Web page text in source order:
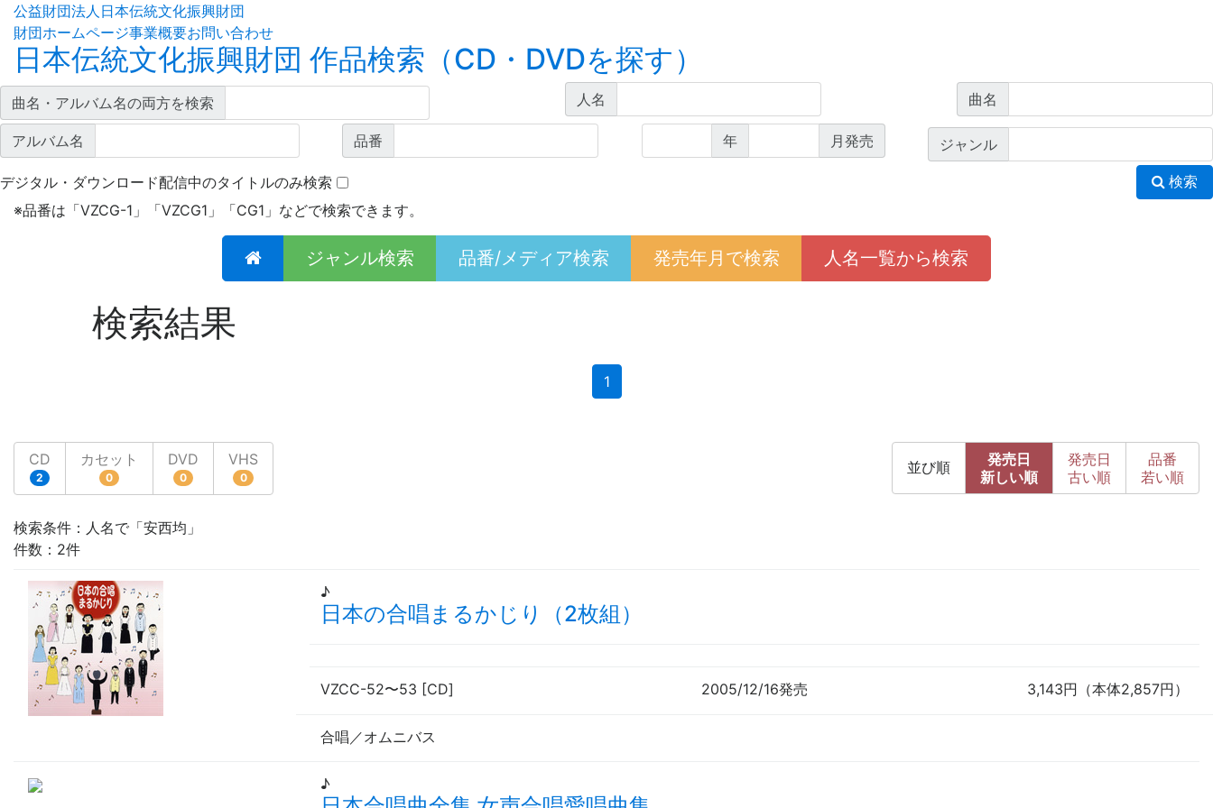
公益財団法人日本伝統文化振興財団
財団ホームページ事業概要お問い合わせ
日本伝統文化振興財団 作品検索（CD・DVDを探す）
曲名・アルバム名の両方を検索 人名 曲名
アルバム名 品番 年 月発売 ジャンル
デジタル・ダウンロード配信中のタイトルのみ検索 検索
※品番は「VZCG-1」「VZCG1」「CG1」などで検索できます。
ジャンル検索 品番/メディア検索 発売年月で検索 人名一覧から検索
検索結果
1(current)
CD
2
カセット
0
DVD
0
VHS
0
並び順
発売日
新しい順
発売日
古い順
品番
若い順
検索条件：人名で「安西均」
件数：2件
♪
日本の合唱まるかじり（2枚組）
VZCC-52〜53 [CD] 2005/12/16発売 3,143円（本体2,857円）
合唱／オムニバス
♪